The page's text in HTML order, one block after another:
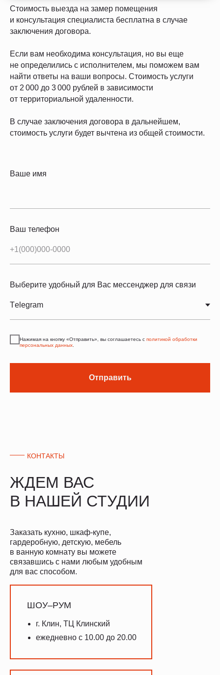
Стоимость выезда на замер помещения
и консультация специалиста бесплатна в случае
заключения договора.
Если вам необходима консультация, но вы еще
не определились с исполнителем, мы поможем вам
найти ответы на ваши вопросы. Стоимость услуги
от 2 000 до 3 000 рублей в зависимости
от территориальной удаленности.
В случае заключения договора в дальнейшем,
стоимость услуги будет вычтена из общей стоимости.
Ваше имя
Ваш телефон
Выберите удобный для Вас мессенджер для связи
Нажимая на кнопку «Отправить», вы соглашаетесь с политикой обработки
персональных данных
Отправить
ШОУ–РУМ
г. Клин, ТЦ Клинский
ежедневно с 10.00 до 20.00
ЖДЕМ ВАС
В НАШЕЙ СТУДИИ
КОНТАКТЫ
Заказать кухню, шкаф-купе,
гардеробную, детскую, мебель
в ванную комнату вы можете
связавшись с нами любым удобным
для вас способом.